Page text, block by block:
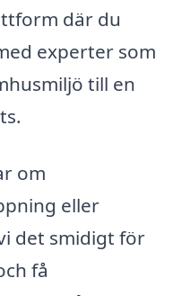
där du
experter som
till en
om
eller
det smidigt för
få